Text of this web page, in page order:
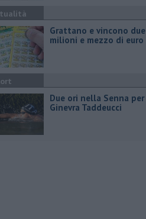
Grattano e vincono due
milioni e mezzo di euro
Due ori nella Senna per
Ginevra Taddeucci